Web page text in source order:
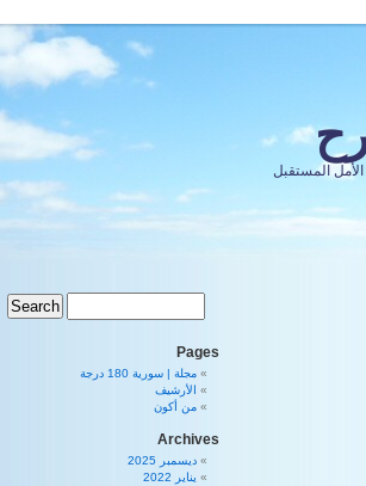
المستقبل
Pages
مجلة | سورية 180 درجة
الأرشيف
من أكون
Archives
ديسمبر 2025
يناير 2022